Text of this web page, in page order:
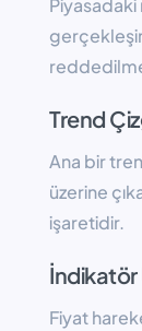
Trend
Ana bir
üzerine
işaretidir.
İndikatör
Fiyat